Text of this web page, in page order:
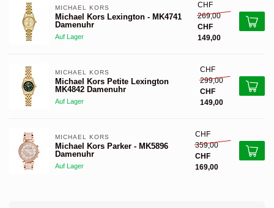
MICHAEL KORS
Michael Kors Lexington - MK4741
Damenuhr
Auf Lager
CHF
269,00
CHF
149,00
MICHAEL KORS
Michael Kors Petite Lexington
MK4842 Damenuhr
Auf Lager
CHF
299,00
CHF
149,00
MICHAEL KORS
Michael Kors Parker - MK5896
Damenuhr
Auf Lager
CHF
359,00
CHF
169,00